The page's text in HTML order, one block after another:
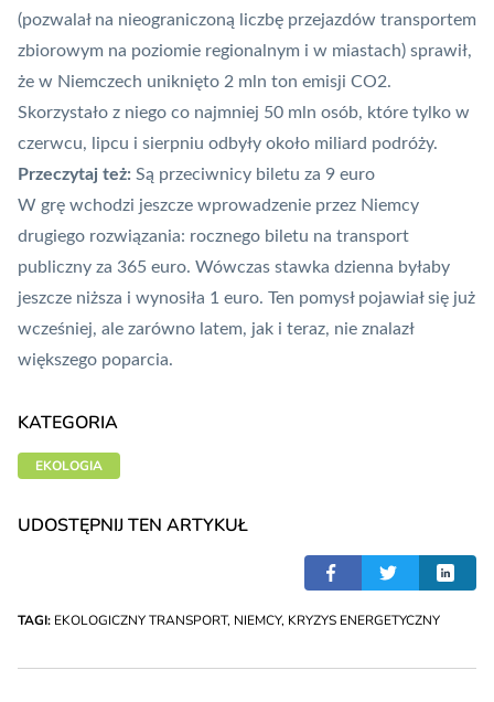
(pozwalał na nieograniczoną liczbę przejazdów transportem
zbiorowym na poziomie regionalnym i w miastach) sprawił,
że w Niemczech uniknięto 2 mln ton emisji CO2.
Skorzystało z niego co najmniej 50 mln osób, które tylko w
czerwcu, lipcu i sierpniu odbyły około miliard podróży.
Przeczytaj też: Są przeciwnicy biletu za 9 euro
W grę wchodzi jeszcze wprowadzenie przez Niemcy
drugiego rozwiązania: rocznego biletu na transport
publiczny za 365 euro. Wówczas stawka dzienna byłaby
jeszcze niższa i wynosiła 1 euro. Ten pomysł pojawiał się już
wcześniej, ale zarówno latem, jak i teraz, nie znalazł
większego poparcia.
KATEGORIA
EKOLOGIA
UDOSTĘPNIJ TEN ARTYKUŁ
TAGI: EKOLOGICZNY TRANSPORT, NIEMCY, KRYZYS ENERGETYCZNY